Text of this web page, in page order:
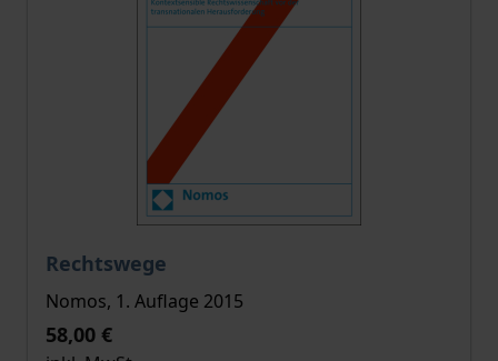
Rechtswege
Der Preis dieses Titels richtet sich nach der
Nomos, 1. Auflage 2015
58,00 €